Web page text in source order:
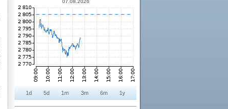
07.08.2026
1d 5d 1m 3m 6m 1y